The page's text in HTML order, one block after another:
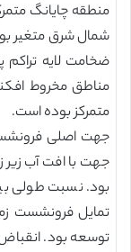
منطقه چایانگ
شمال شرق متغیر
ضخامت لایه تراکم
مناطق مخروط
متمرکز بوده است.
جهت اصلی
جهت با افت آب زیر
بود. نسبت طولی
تمایل فرونشست
توسعه بود.